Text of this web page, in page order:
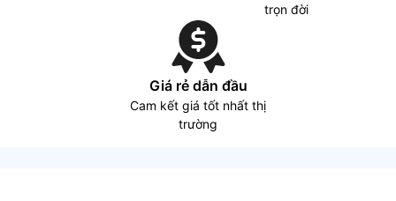
trọn đời
Giá rẻ dẫn đầu
Cam kết giá tốt nhất thị
trường